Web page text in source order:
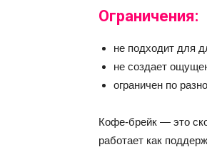
Ограничения:
не подходит для
не создает
ограничен по
Кофе-брейк — это
работает как